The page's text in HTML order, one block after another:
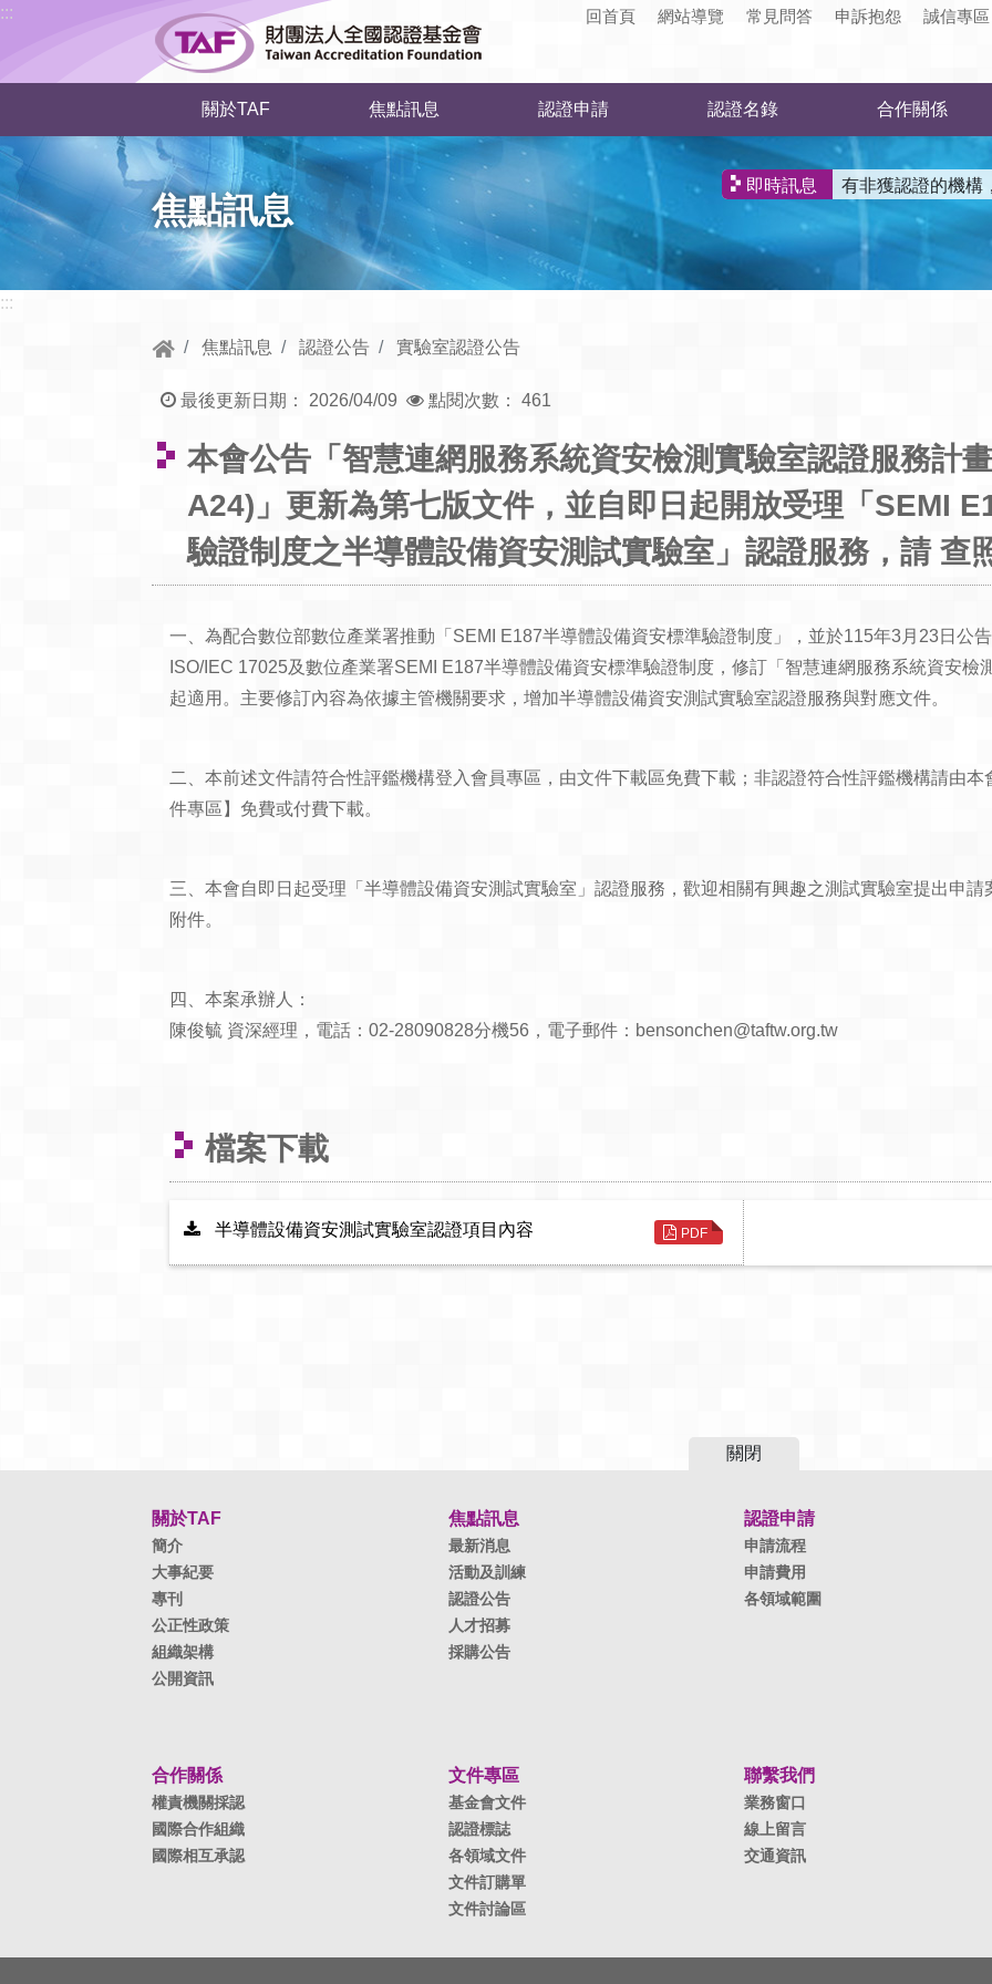
跳到中央內容區塊
::: 回首頁 網站導覽 常見問答 申訴抱怨 誠信專區
關於TAF 焦點訊息 認證申請 認證名錄 合作關係
即時訊息 有非獲認證的機構
焦點訊息
:::
焦點訊息 認證公告 實驗室認證公告
最後更新日期： 2026/04/09 點閱次數： 461
本會公告「智慧連網服務系統資安檢測實驗室認證服務計
A24)」更新為第七版文件，並自即日起開放受理「SEMI
驗證制度之半導體設備資安測試實驗室」認證服務，請 查
一、為配合數位部數位產業署推動「SEMI E187半導體設備資安標準驗證制度」，並於115年3月23日公
ISO/IEC 17025及數位產業署SEMI E187半導體設備資安標準驗證制度，修訂「智慧連網服務系統資安
起適用。主要修訂內容為依據主管機關要求，增加半導體設備資安測試實驗室認證服務與對應文件。
二、本前述文件請符合性評鑑機構登入會員專區，由文件下載區免費下載；非認證符合性評鑑機構請由本
件專區】免費或付費下載。
三、本會自即日起受理「半導體設備資安測試實驗室」認證服務，歡迎相關有興趣之測試實驗室提出申
附件。
四、本案承辦人：
陳俊毓 資深經理，電話：02-28090828分機56，電子郵件：bensonchen@taftw.org.tw
檔案下載
半導體設備資安測試實驗室認證項目內容 PDF
關閉
關於TAF
簡介
大事紀要
專刊
公正性政策
組織架構
公開資訊
焦點訊息
最新消息
活動及訓練
認證公告
人才招募
採購公告
認證申請
申請流程
申請費用
各領域範圍
合作關係
權責機關採認
國際合作組織
國際相互承認
文件專區
基金會文件
認證標誌
各領域文件
文件訂購單
文件討論區
聯繫我們
業務窗口
線上留言
交通資訊